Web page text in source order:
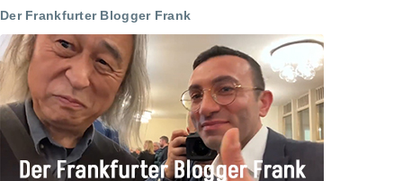
Der Frankfurter Blogger Frank